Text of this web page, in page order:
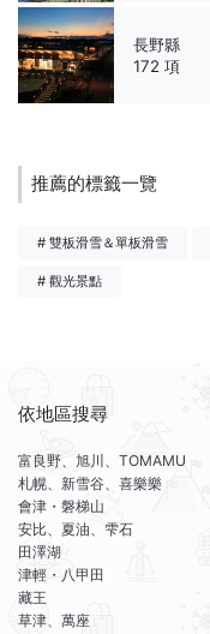
長野縣
172 項
推薦的標籤一覽
# 雙板滑雪＆單板滑雪
# 觀光景點
依地區搜尋
富良野、旭川、TOMAMU
札幌、新雪谷、喜樂樂
會津・磐梯山
安比、夏油、雫石
田澤湖
津輕・八甲田
藏王
草津、萬座